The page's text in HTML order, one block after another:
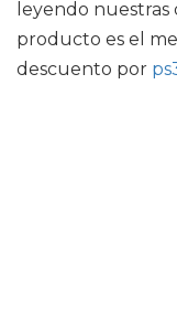
leyendo nuestras
producto es el
descuento por